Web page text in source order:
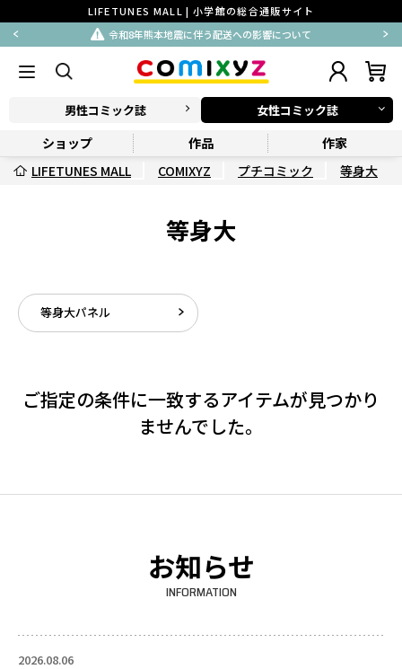
LIFETUNES MALL | 小学館の総合通販サイト
令和8年熊本地震に伴う配送への影響について
男性コミック誌 女性コミック誌
ショップ 作品
作家
LIFETUNES MALL
COMIXYZ プチコミック 等身大
等身大
等身大パネル
ご指定の条件に一致するアイテムが見つかり
ませんでした。
お知らせ
INFORMATION
2026.08.06